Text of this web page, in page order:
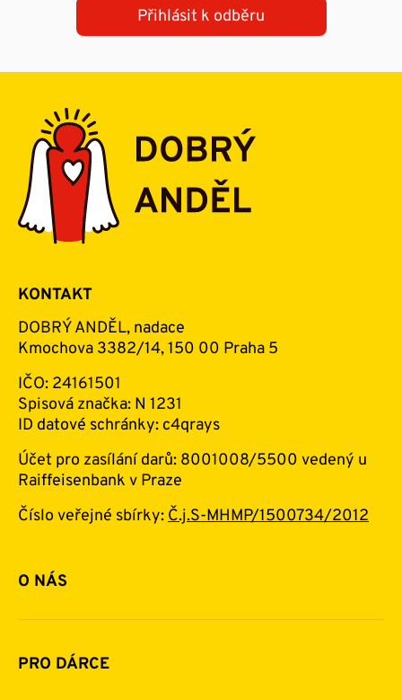
Přihlásit k odběru
KONTAKT
DOBRÝ ANDĚL, nadace
Kmochova 3382/14, 150 00 Praha 5
IČO: 24161501
Spisová značka: N 1231
ID datové schránky: c4qrays
Účet pro zasílání darů: 8001008/5500 vedený u
Raiffeisenbank v Praze
Číslo veřejné sbírky:Č.j.S-MHMP/1500734/2012
O NÁS
Základní informace o nadaci
Historie a zakladatelé
PRO DÁRCE